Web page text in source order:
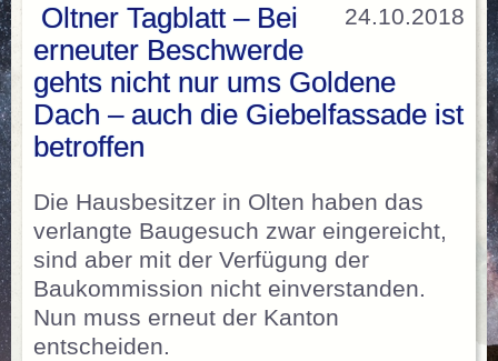
24.10.2018
Oltner Tagblatt – Bei
erneuter Beschwerde
gehts nicht nur ums Goldene
Dach – auch die Giebelfassade ist
betroffen
Die Hausbesitzer in Olten haben das
verlangte Baugesuch zwar eingereicht,
sind aber mit der Verfügung der
Baukommission nicht einverstanden.
Nun muss erneut der Kanton
entscheiden.